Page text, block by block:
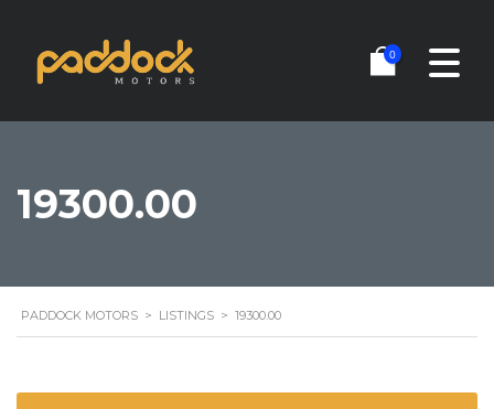
0
19300.00
PADDOCK MOTORS > LISTINGS > 19300.00